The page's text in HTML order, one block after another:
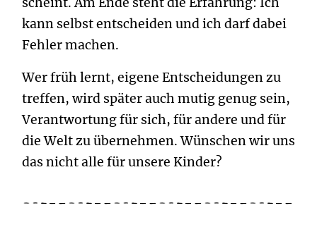
kann selbst entscheiden und ich darf dabei
Fehler machen.
Wer früh lernt, eigene Entscheidungen zu
treffen, wird später auch mutig genug sein,
Verantwortung für sich, für andere und für
die Welt zu übernehmen. Wünschen wir uns
das nicht alle für unsere Kinder?